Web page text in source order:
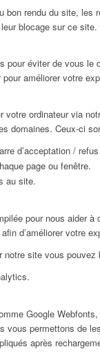
rendu du site,
blocage sur ce
éviter de vous
améliorer votre
ordinateur via
domaines. Ceux-ci
d’acceptation /
page ou fenêtre.
au site.
pour nous aider
d’améliorer votre
site vous
Google
permettons de
après